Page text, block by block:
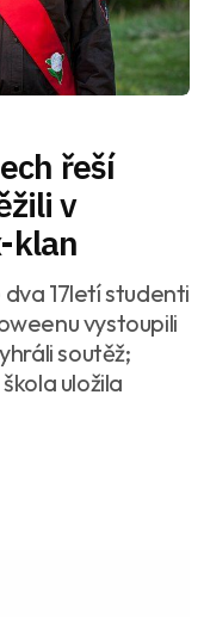
řeší
v
klan
17letí studenti
vystoupili
soutěž;
uložila